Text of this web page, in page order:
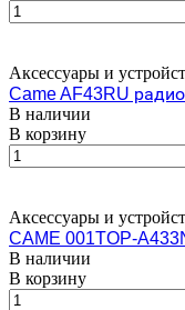
Аксессуары и
Came AF43RU
В наличии
В корзину
Аксессуары и
CAME 001TOP-
В наличии
В корзину